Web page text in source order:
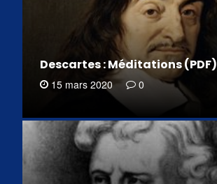
Descartes : Méditations (PDF)
15 mars 2020 0